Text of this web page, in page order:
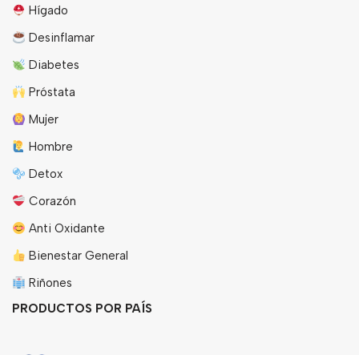
Hígado
Desinflamar
Diabetes
Próstata
Mujer
Hombre
Detox
Corazón
Anti Oxidante
Bienestar General
Riñones
PRODUCTOS POR PAÍS